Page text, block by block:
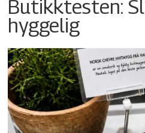
Butikktesten:
hyggelig